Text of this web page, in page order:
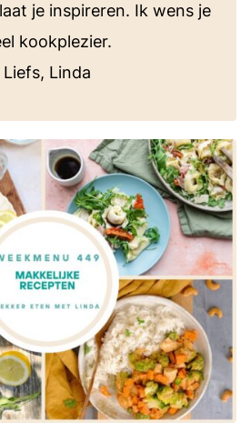
je inspireren. Ik wens je
kookplezier.
Liefs, Linda